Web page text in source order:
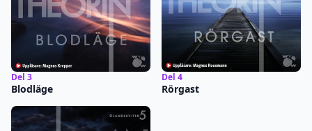
Del 3
Blodläge
Del 4
Rörgast